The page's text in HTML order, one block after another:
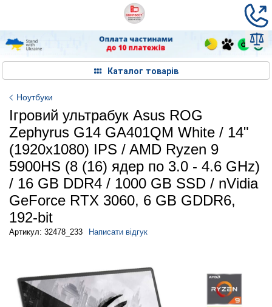
Каталог товарів
Ноутбуки
Ігровий ультрабук Asus ROG
Zephyrus G14 GA401QM White / 14"
(1920x1080) IPS / AMD Ryzen 9
5900HS (8 (16) ядер по 3.0 - 4.6 GHz)
/ 16 GB DDR4 / 1000 GB SSD / nVidia
GeForce RTX 3060, 6 GB GDDR6,
192-bit
Артикул: 32478_233 Написати відгук